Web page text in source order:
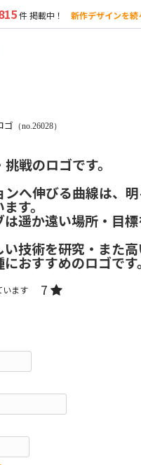
件 掲載中！ 新作デザインを続
ゴ （no.26028）
戦のロゴです。
ンへ伸びる曲線は、
す。
遥か遠い場所・目
技術を研究・また
おすすめのロゴです。
います 7